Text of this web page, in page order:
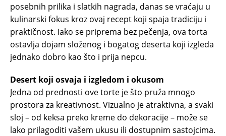
posebnih prilika i slatkih nagrada, danas se vraćaju u
kulinarski fokus kroz ovaj recept koji spaja tradiciju i
praktičnost. Iako se priprema bez pečenja, ova torta
ostavlja dojam složenog i bogatog deserta koji izgleda
jednako dobro kao što i prija nepcu.
Desert koji osvaja i izgledom i okusom
Jedna od prednosti ove torte je što pruža mnogo
prostora za kreativnost. Vizualno je atraktivna, a svaki
sloj – od keksa preko kreme do dekoracije – može se
lako prilagoditi vašem ukusu ili dostupnim sastojcima.